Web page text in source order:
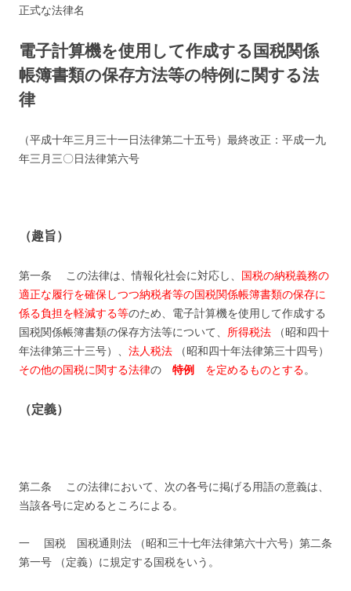
正式な法律名
電子計算機を使用して作成する国税関係
帳簿書類の保存方法等の特例に関する法
律
（平成十年三月三十一日法律第二十五号）最終改正：平成一九
年三月三〇日法律第六号
（趣旨）
第一条 この法律は、情報化社会に対応し、 国税の納税義務の
適正な履行を確保しつつ納税者等の国税関係帳簿書類の保存に
係る負担を軽減する等のため、電子計算機を使用して作成する
国税関係帳簿書類の保存方法等について、 所得税法 （昭和四十
年法律第三十三号）、 法人税法 （昭和四十年法律第三十四号）
その他の国税に関する法律の 特例 を定めるものとする。
（定義）
第二条 この法律において、次の各号に掲げる用語の意義は、
当該各号に定めるところによる。
一 国税 国税通則法 （昭和三十七年法律第六十六号）第二条
第一号 （定義）に規定する国税をいう。